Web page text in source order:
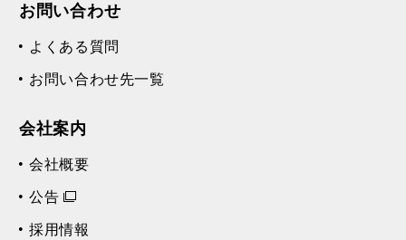
お問い合わせ
よくある質問
お問い合わせ先一覧
会社案内
会社概要
公告
採用情報